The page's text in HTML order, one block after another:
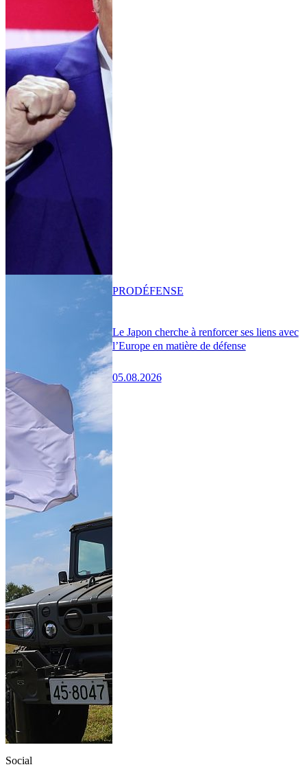
Le Japon cherche à renforcer ses liens avec
l’Europe en matière de défense
05.08.2026
PRODÉFENSE
Social